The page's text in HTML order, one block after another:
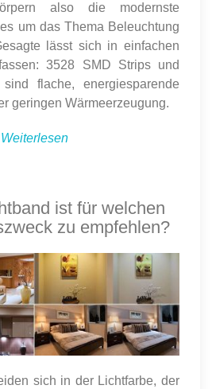
also die modernste
um das Thema Beleuchtung
lässt sich in einfachen
3528 SMD Strips und
flache, energiesparende
geringen Wärmeerzeugung.
Weiterlesen
ist für welchen
zu empfehlen?
sich in der Lichtfarbe, der